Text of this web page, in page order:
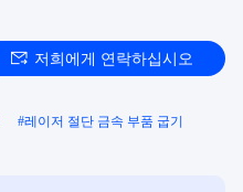
저희에게 연락하십시오
#레이저 절단 금속 부품 굽기